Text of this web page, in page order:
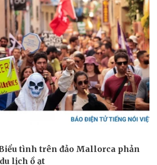
Quân sự - Quốc phòng
Vũ khí
Việt Nam